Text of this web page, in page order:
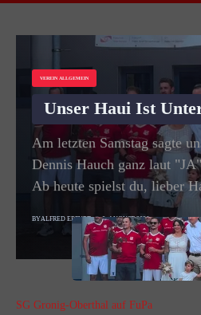
VEREIN ALLGEMEIN
Unser Haui Ist
Am letzten Samstag sagte
Dennis Hauch ganz laut
Ab heute spielst du, lieber
BYALFRED ERFURT 8. AUGUST 2026
SG Gronig-Oberthal auf FuPa